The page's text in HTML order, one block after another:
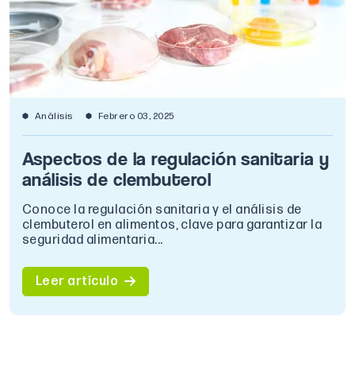
Análisis Febrero 03, 2025
Aspectos de la regulación sanitaria y
análisis de clembuterol
Conoce la regulación sanitaria y el análisis de
clembuterol en alimentos, clave para garantizar la
seguridad alimentaria...
Leer artículo